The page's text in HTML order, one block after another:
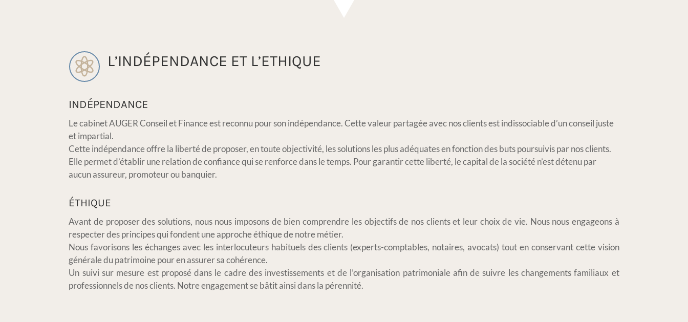
 L’INDÉPENDANCE ET L’ETHIQUE
INDÉPENDANCE
Le cabinet AUGER Conseil et Finance est reconnu pour son indépendance. Cette valeur partagée avec nos clients est indissociable d’un conseil juste
et impartial.
Cette indépendance offre la liberté de proposer, en toute objectivité, les solutions les plus adéquates en fonction des buts poursuivis par nos clients.
Elle permet d’établir une relation de confiance qui se renforce dans le temps. Pour garantir cette liberté, le capital de la société n’est détenu par
aucun assureur, promoteur ou banquier.
ÉTHIQUE
Avant de proposer des solutions, nous nous imposons de bien comprendre les objectifs de nos clients et leur choix de vie. Nous nous engageons à
respecter des principes qui fondent une approche éthique de notre métier.
Nous favorisons les échanges avec les interlocuteurs habituels des clients (experts-comptables, notaires, avocats) tout en conservant cette vision
générale du patrimoine pour en assurer sa cohérence.
Un suivi sur mesure est proposé dans le cadre des investissements et de l’organisation patrimoniale afin de suivre les changements familiaux et
professionnels de nos clients. Notre engagement se bâtit ainsi dans la pérennité.